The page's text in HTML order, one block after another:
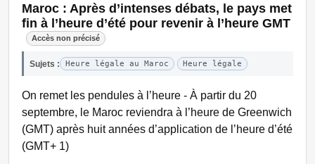
Maroc : Après d’intenses débats, le pays met
fin à l’heure d’été pour revenir à l’heure GMT
Accès non précisé
Sujets : Heure légale au Maroc Heure légale
On remet les pendules à l’heure - À partir du 20
septembre, le Maroc reviendra à l’heure de Greenwich
(GMT) après huit années d’application de l’heure d’été
(GMT+ 1)